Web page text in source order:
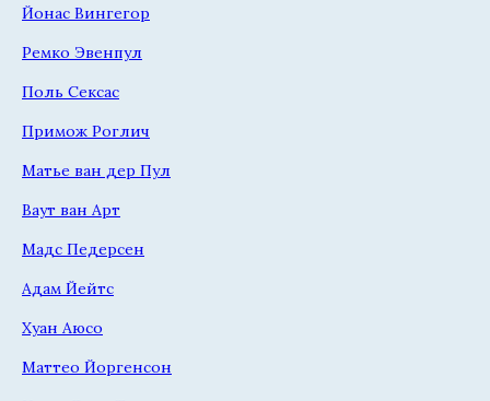
Йонас Вингегор
Ремко Эвенпул
Поль Сексас
Примож Роглич
Матье ван дер Пул
Ваут ван Арт
Мадс Педерсен
Адам Йейтс
Хуан Аюсо
Маттео Йоргенсон